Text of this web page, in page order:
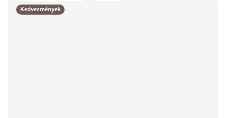
Kedvezmények